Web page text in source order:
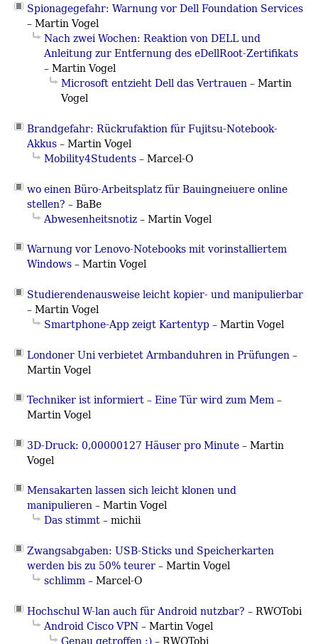
Spionagegefahr: Warnung vor Dell Foundation Services
–Martin Vogel
Nach zwei Wochen: Reaktion von DELL und
Anleitung zur Entfernung des eDellRoot-Zertifikats
–Martin Vogel
Microsoft entzieht Dell das Vertrauen–Martin
Vogel
Brandgefahr: Rückrufaktion für Fujitsu-Notebook-
Akkus–Martin Vogel
Mobility4Students– Marcel-O
wo einen Büro-Arbeitsplatz für Bauingneiuere online
stellen? – BaBe
Abwesenheitsnotiz–Martin Vogel
Warnung vor Lenovo-Notebooks mit vorinstalliertem
Windows–Martin Vogel
Studierendenausweise leicht kopier- und manipulierbar
–Martin Vogel
Smartphone-App zeigt Kartentyp–Martin Vogel
Londoner Uni verbietet Armbanduhren in Prüfungen–
Martin Vogel
Techniker ist informiert – Eine Tür wird zum Mem–
Martin Vogel
3D-Druck: 0,00000127 Häuser pro Minute–Martin
Vogel
Mensakarten lassen sich leicht klonen und
manipulieren–Martin Vogel
Das stimmt– michii
Zwangsabgaben: USB-Sticks und Speicherkarten
werden bis zu 50% teurer–Martin Vogel
schlimm– Marcel-O
Hochschul W-lan auch für Android nutzbar? – RWOTobi
Android Cisco VPN–Martin Vogel
Genau getroffen :)– RWOTobi